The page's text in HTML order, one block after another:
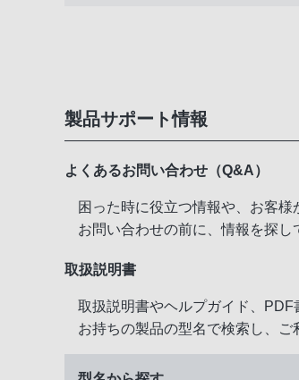
製品サポート情報
よくあるお問い合わせ（Q&A）
困った時に役立つ情報や、お客様
お問い合わせの前に、情報を探し
取扱説明書
取扱説明書やヘルプガイド、PDF
お持ちの製品の型名で検索し、ご